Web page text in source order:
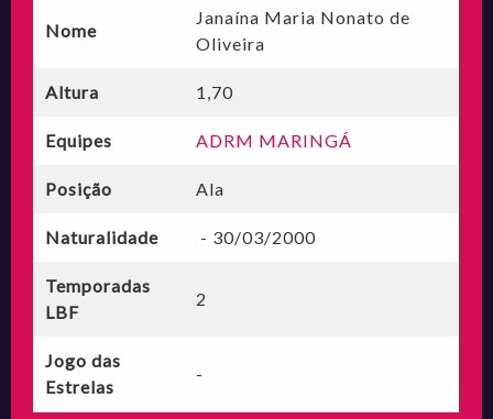
Nome
Janaína Maria Nonato de
Oliveira
Altura 1,70
Equipes ADRM MARINGÁ
Posição Ala
Naturalidade - 30/03/2000
Temporadas
LBF
2
Jogo das
Estrelas
-